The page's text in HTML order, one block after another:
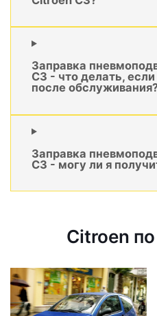
Заправка
C3 - что делать,
после
Заправка
C3 - могу ли я
Citroen